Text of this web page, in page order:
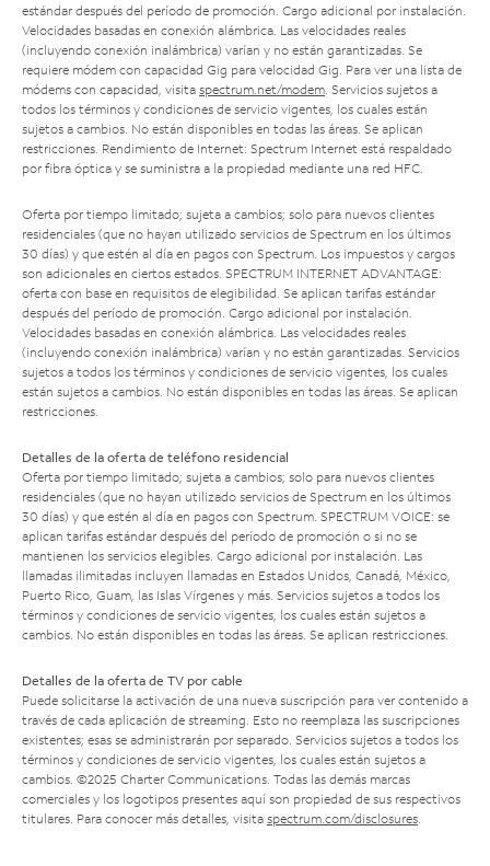
estándar después del período de promoción. Cargo adicional por instalación.
Velocidades basadas en conexión alámbrica. Las velocidades reales
(incluyendo conexión inalámbrica) varían y no están garantizadas. Se
requiere módem con capacidad Gig para velocidad Gig. Para ver una lista de
módems con capacidad, visita spectrum.net/modem . Servicios sujetos a
todos los términos y condiciones de servicio vigentes, los cuales están
sujetos a cambios. No están disponibles en todas las áreas. Se aplican
restricciones. Rendimiento de Internet: Spectrum Internet está respaldado
por fibra óptica y se suministra a la propiedad mediante una red HFC.
Oferta por tiempo limitado; sujeta a cambios; solo para nuevos clientes
residenciales (que no hayan utilizado servicios de Spectrum en los últimos
30 días) y que estén al día en pagos con Spectrum. Los impuestos y cargos
son adicionales en ciertos estados. SPECTRUM INTERNET ADVANTAGE:
oferta con base en requisitos de elegibilidad. Se aplican tarifas estándar
después del período de promoción. Cargo adicional por instalación.
Velocidades basadas en conexión alámbrica. Las velocidades reales
(incluyendo conexión inalámbrica) varían y no están garantizadas. Servicios
sujetos a todos los términos y condiciones de servicio vigentes, los cuales
están sujetos a cambios. No están disponibles en todas las áreas. Se aplican
restricciones.
Detalles de la oferta de teléfono residencial
Oferta por tiempo limitado; sujeta a cambios; solo para nuevos clientes
residenciales (que no hayan utilizado servicios de Spectrum en los últimos
30 días) y que estén al día en pagos con Spectrum. SPECTRUM VOICE: se
aplican tarifas estándar después del período de promoción o si no se
mantienen los servicios elegibles. Cargo adicional por instalación. Las
llamadas ilimitadas incluyen llamadas en Estados Unidos, Canadá, México,
Puerto Rico, Guam, las Islas Vírgenes y más. Servicios sujetos a todos los
términos y condiciones de servicio vigentes, los cuales están sujetos a
cambios. No están disponibles en todas las áreas. Se aplican restricciones.
Detalles de la oferta de TV por cable
Puede solicitarse la activación de una nueva suscripción para ver contenido a
través de cada aplicación de streaming. Esto no reemplaza las suscripciones
existentes; esas se administrarán por separado. Servicios sujetos a todos los
términos y condiciones de servicio vigentes, los cuales están sujetos a
cambios. ©2025 Charter Communications. Todas las demás marcas
comerciales y los logotipos presentes aquí son propiedad de sus respectivos
titulares. Para conocer más detalles, visita spectrum.com/disclosures